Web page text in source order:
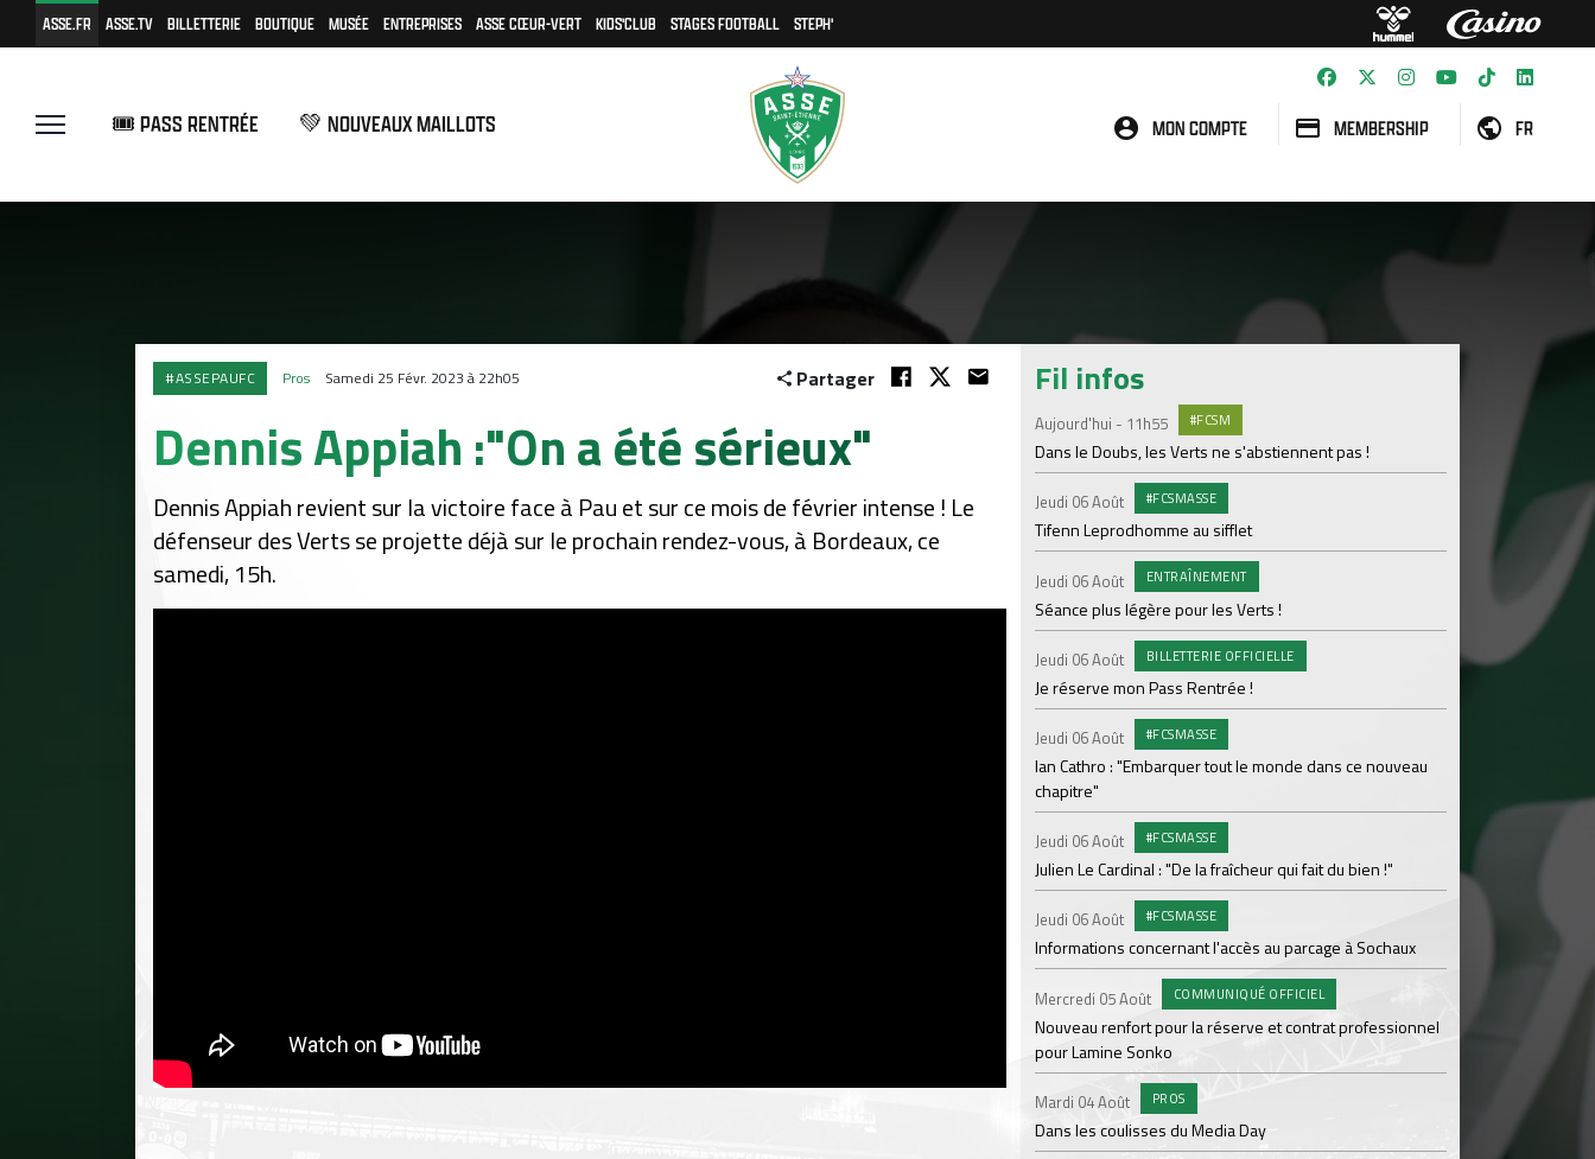
ASSE.FR ASSE.TV BILLETTERIE BOUTIQUE MUSÉE ENTREPRISES ASSE CŒUR-VERT KIDS'CLUB STAGES FOOTBALL STEPH'
🎟️ PASS RENTRÉE 💚 NOUVEAUX MAILLOTS MON COMPTE MEMBERSHIP FR
#ASSEPAUFC Pros Samedi 25 Févr. 2023 à 22h05 Partager
Dennis Appiah :"On a été sérieux"
Dennis Appiah revient sur la victoire face à Pau et sur ce mois de février intense ! Le
défenseur des Verts se projette déjà sur le prochain rendez-vous, à Bordeaux, ce
samedi, 15h.
Fil infos
Aujourd'hui - 11h55 #FCSM
Dans le Doubs, les Verts ne s'abstiennent pas !
Jeudi 06 Août #FCSMASSE
Tifenn Leprodhomme au sifflet
Jeudi 06 Août ENTRAÎNEMENT
Séance plus légère pour les Verts !
Jeudi 06 Août BILLETTERIE OFFICIELLE
Je réserve mon Pass Rentrée !
Jeudi 06 Août #FCSMASSE
Ian Cathro : "Embarquer tout le monde dans ce nouveau
chapitre"
Jeudi 06 Août #FCSMASSE
Julien Le Cardinal : "De la fraîcheur qui fait du bien !"
Jeudi 06 Août #FCSMASSE
Informations concernant l'accès au parcage à Sochaux
Mercredi 05 Août COMMUNIQUÉ OFFICIEL
Nouveau renfort pour la réserve et contrat professionnel
pour Lamine Sonko
Mardi 04 Août PROS
Dans les coulisses du Media Day
Mardi 04 Août
Les backstages du
Lundi 03 Août
Les Verts sur le
Ploufragan
Le programme de
Dimanche 02 Août
Le point sur
Samedi 01 Août
Une victoire
Samedi 01 Août
ASSE - Venise en